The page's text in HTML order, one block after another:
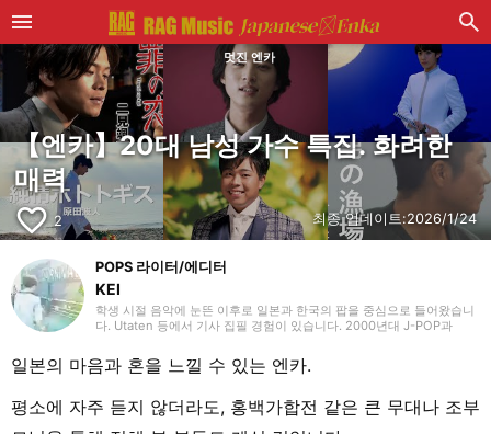
멋진 엔카
【엔카】20대 남성 가수 특집. 화려한
매력
favorite_border 2 최종 업데이트:2026/1/24
POPS 라이터/에디터
KEI
학생 시절 음악에 눈뜬 이후로 일본과 한국의 팝을 중심으로 들어왔습니
다. Utaten 등에서 기사 집필 경험이 있습니다. 2000년대 J-POP과
짐으로 장르를 가리지 않고 즐깁니다. 과거 업무 환경과 그 영향으로 왕
년의 록과 가요를 많이 접한 것이, ‘좋아함’의 폭을 넓혔는지도 모릅니다.
을 지켜봐 온 체감과 히트성에 부합하는 편집을 지향하고 있습니다.
일본의 마음과 혼을 느낄 수 있는 엔카.
평소에 자주 듣지 않더라도, 홍백가합전 같은 큰 무대나 조부